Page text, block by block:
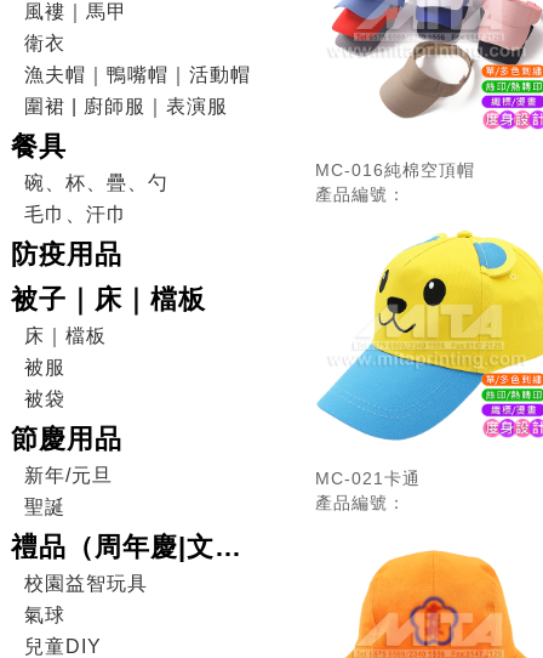
風褸｜馬甲
衛衣
漁夫帽｜鴨嘴帽｜活動帽
圍裙 | 廚師服｜表演服
餐具
碗、杯、疊、勺
毛巾、汗巾
防疫用品
被子｜床｜檔板
床｜檔板
被服
被袋
節慶用品
新年/元旦
聖誕
禮品（周年慶|文
具|DIY|電子產品|戶外
用品）
校園益智玩具
氣球
兒童DIY
MC-016純棉空頂帽
產品編號：
MC-021卡通
產品編號：